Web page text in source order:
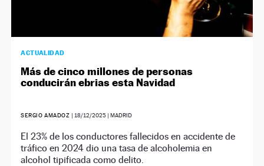
ACTUALIDAD
Más de cinco millones de personas
conducirán ebrias esta Navidad
SERGIO AMADOZ | 18/12/2025| MADRID
El 23% de los conductores fallecidos en accidente de
tráfico en 2024 dio una tasa de alcoholemia en
alcohol tipificada como delito.